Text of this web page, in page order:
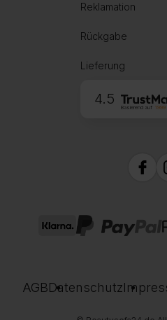
Reklamation
Rückgabe
Lieferung
4.5
Basierend auf 1999
AGBDatenschutz